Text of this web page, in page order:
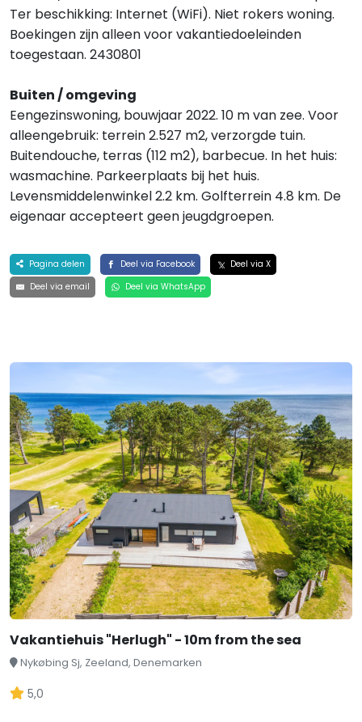
Ter beschikking: Internet (WiFi). Niet rokers woning.
Boekingen zijn alleen voor vakantiedoeleinden
toegestaan. 2430801
Buiten / omgeving
Eengezinswoning, bouwjaar 2022. 10 m van zee. Voor
alleengebruik: terrein 2.527 m2, verzorgde tuin.
Buitendouche, terras (112 m2), barbecue. In het huis:
wasmachine. Parkeerplaats bij het huis.
Levensmiddelenwinkel 2.2 km. Golfterrein 4.8 km. De
eigenaar accepteert geen jeugdgroepen.
Pagina delen Deel via Facebook
Deel via X
Deel via email
Deel via WhatsApp
Vakantiehuis "Herlugh" - 10m from the sea
Nykøbing Sj, Zeeland, Denemarken
5,0